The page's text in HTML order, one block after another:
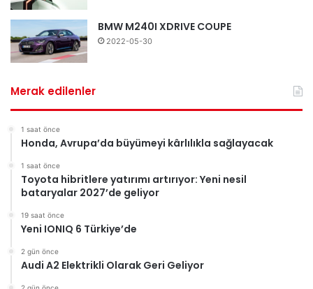
BMW M240I XDRIVE COUPE
2022-05-30
Merak edilenler
1 saat önce
Honda, Avrupa’da büyümeyi kârlılıkla sağlayacak
1 saat önce
Toyota hibritlere yatırımı artırıyor: Yeni nesil
bataryalar 2027’de geliyor
19 saat önce
Yeni IONIQ 6 Türkiye’de
2 gün önce
Audi A2 Elektrikli Olarak Geri Geliyor